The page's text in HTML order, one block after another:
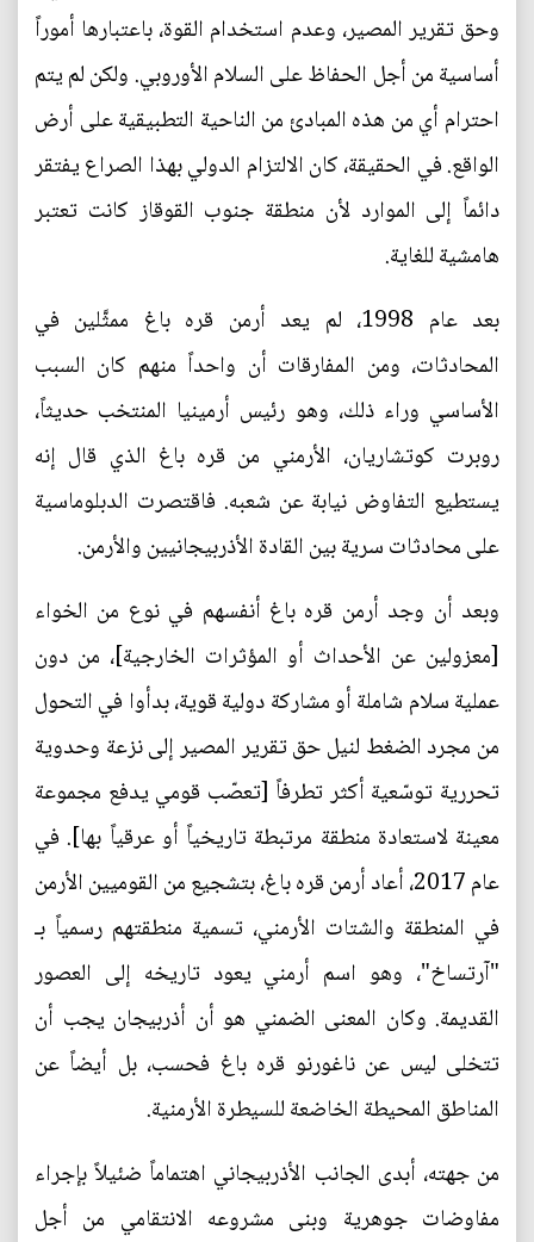
وحق تقرير المصير، وعدم استخدام القوة، باعتبارها أموراً
أساسية من أجل الحفاظ على السلام الأوروبي. ولكن لم يتم
احترام أي من هذه المبادئ من الناحية التطبيقية على أرض
الواقع. في الحقيقة، كان الالتزام الدولي بهذا الصراع يفتقر
دائماً إلى الموارد لأن منطقة جنوب القوقاز كانت تعتبر
هامشية للغاية.
بعد عام 1998، لم يعد أرمن قره باغ ممثَّلين في
المحادثات، ومن المفارقات أن واحداً منهم كان السبب
الأساسي وراء ذلك، وهو رئيس أرمينيا المنتخب حديثاً،
روبرت كوتشاريان، الأرمني من قره باغ الذي قال إنه
يستطيع التفاوض نيابة عن شعبه. فاقتصرت الدبلوماسية
على محادثات سرية بين القادة الأذربيجانيين والأرمن.
وبعد أن وجد أرمن قره باغ أنفسهم في نوع من الخواء
[معزولين عن الأحداث أو المؤثرات الخارجية]، من دون
عملية سلام شاملة أو مشاركة دولية قوية، بدأوا في التحول
من مجرد الضغط لنيل حق تقرير المصير إلى نزعة وحدوية
تحررية توسّعية أكثر تطرفاً [تعصّب قومي يدفع مجموعة
معينة لاستعادة منطقة مرتبطة تاريخياً أو عرقياً بها]. في
عام 2017، أعاد أرمن قره باغ، بتشجيع من القوميين الأرمن
في المنطقة والشتات الأرمني، تسمية منطقتهم رسمياً بـ
"آرتساخ"، وهو اسم أرمني يعود تاريخه إلى العصور
القديمة. وكان المعنى الضمني هو أن أذربيجان يجب أن
تتخلى ليس عن ناغورنو قره باغ فحسب، بل أيضاً عن
المناطق المحيطة الخاضعة للسيطرة الأرمنية.
من جهته، أبدى الجانب الأذربيجاني اهتماماً ضئيلاً بإجراء
مفاوضات جوهرية وبنى مشروعه الانتقامي من أجل